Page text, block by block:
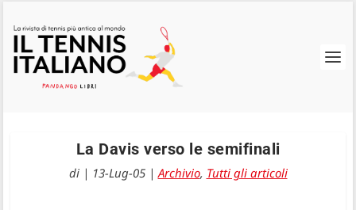
La Davis verso le semifinali
di | 13-Lug-05|Archivio, Tutti gli articoli